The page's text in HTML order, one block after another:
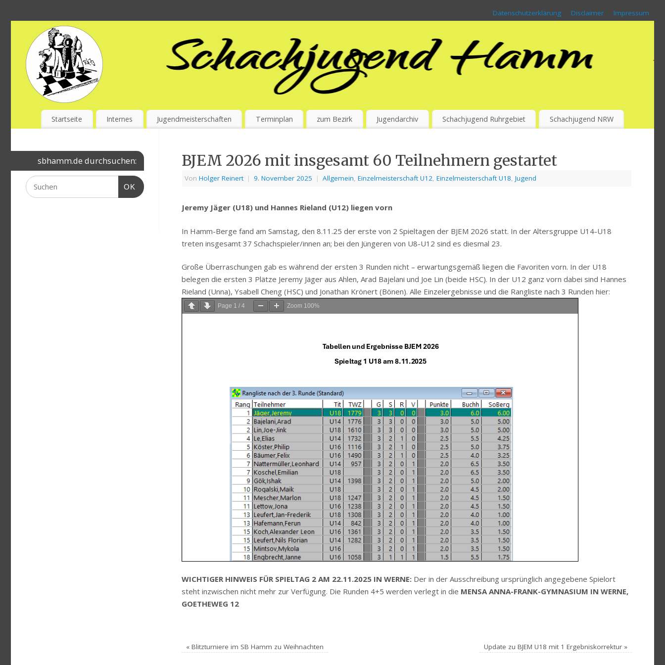
Datenschutzerklärung Disclaimer Impressum
Startseite Internes Jugendmeisterschaften Terminplan zum Bezirk Jugendarchiv Schachjugend Ruhrgebiet Schachjugend NRW
BJEM 2026 mit insgesamt 60 Teilnehmern gestartet
Von Holger Reinert | 9. November 2025 | Allgemein, Einzelmeisterschaft U12, Einzelmeisterschaft U18, Jugend
Jeremy Jäger (U18) und Hannes Rieland (U12) liegen vorn
In Hamm-Berge fand am Samstag, den 8.11.25 der erste von 2 Spieltagen der BJEM 2026 statt. In der Altersgruppe U14-U18
treten insgesamt 37 Schachspieler/innen an; bei den Jüngeren von U8-U12 sind es diesmal 23.
Große Überraschungen gab es während der ersten 3 Runden nicht – erwartungsgemäß liegen die Favoriten vorn. In der U18
belegen die ersten 3 Plätze Jeremy Jäger aus Ahlen, Arad Bajelani und Joe Lin (beide HSC). In der U12 ganz vorn dabei sind Hannes
Rieland (Unna), Ysabell Cheng (HSC) und Jonathan Krönert (Bönen). Alle Einzelergebnisse und die Rangliste nach 3 Runden hier:
Page 1 / 4 Zoom 100%
WICHTIGER HINWEIS FÜR SPIELTAG 2 AM 22.11.2025 IN WERNE: Der in der Ausschreibung ursprünglich angegebene Spielort
steht inzwischen nicht mehr zur Verfügung. Die Runden 4+5 werden verlegt in die MENSA ANNA-FRANK-GYMNASIUM IN WERNE,
GOETHEWEG 12
« Blitzturniere im SB Hamm zu Weihnachten Update zu BJEM U18 mit 1 Ergebniskorrektur »
sbhamm.de durchsuchen:
OK